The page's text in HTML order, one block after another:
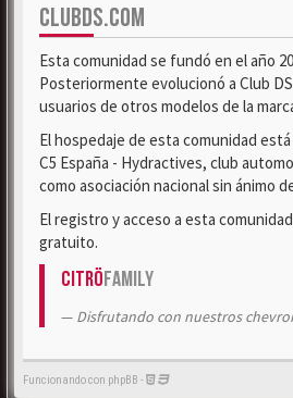
CLUBDS.COM
Esta comunidad se fundó en el año
Posteriormente evolucionó a Club
usuarios de otros modelos de la
El hospedaje de esta comunidad
C5 España - Hydractives, club
como asociación nacional sin ánimo
El registro y acceso a esta
gratuito.
CitröFamily
Disfrutando con nuestros
Funcionando con phpBB -